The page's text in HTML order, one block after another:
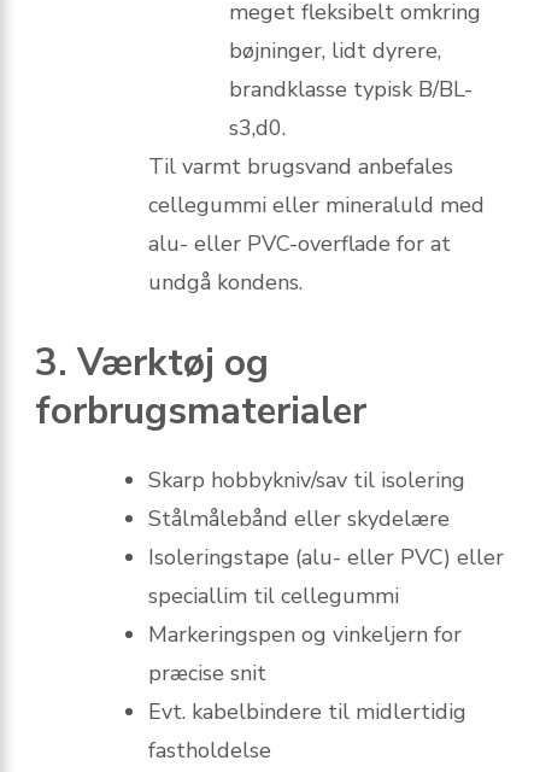
meget fleksibelt omkring
bøjninger, lidt dyrere,
brandklasse typisk B/BL-
s3,d0.
Til varmt brugsvand anbefales
cellegummi eller mineraluld med
alu- eller PVC-overflade for at
undgå kondens.
3. Værktøj og
forbrugsmaterialer
Skarp hobbykniv/sav til isolering
Stålmålebånd eller skydelære
Isoleringstape (alu- eller PVC) eller
speciallim til cellegummi
Markeringspen og vinkeljern for
præcise snit
Evt. kabelbindere til midlertidig
fastholdelse